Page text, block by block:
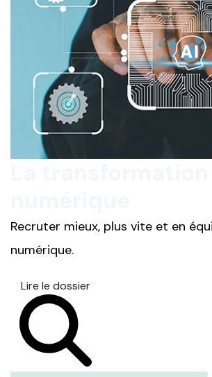
Recruter mieux, plus vite et en
numérique.
Lire le dossier